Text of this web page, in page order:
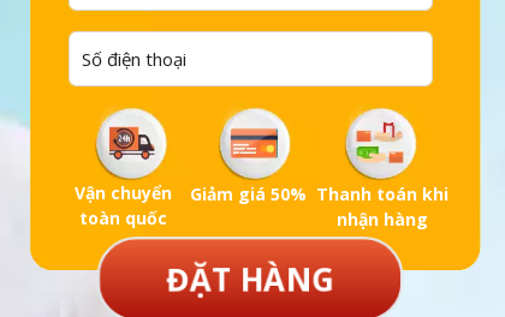
ĐẶT HÀNG
Vận chuyển
toàn quốc
Giảm giá 50% Thanh toán khi
nhận hàng